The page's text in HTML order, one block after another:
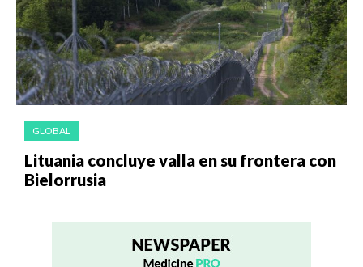
GLOBAL
Lituania concluye valla en su frontera con
Bielorrusia